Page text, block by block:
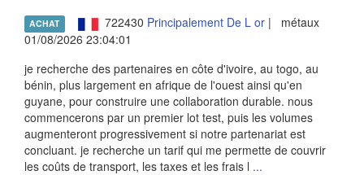
ACHAT 722430 Principalement De L or| métaux
01/08/2026 23:04:01
je recherche des partenaires en côte d'ivoire, au togo, au
bénin, plus largement en afrique de l'ouest ainsi qu'en
guyane, pour construire une collaboration durable. nous
commencerons par un premier lot test, puis les volumes
augmenteront progressivement si notre partenariat est
concluant. je recherche un tarif qui me permette de couvrir
les coûts de transport, les taxes et les frais l ...